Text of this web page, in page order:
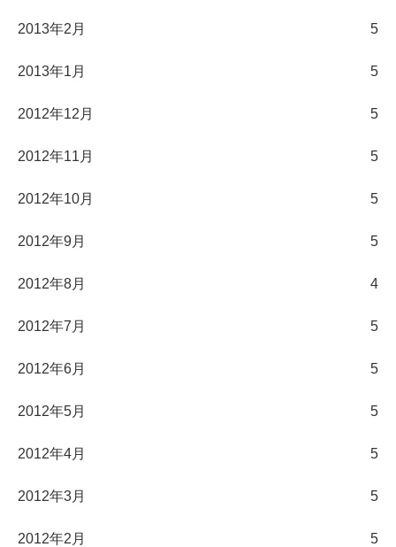
2013年2月 5
2013年1月 5
2012年12月 5
2012年11月 5
2012年10月 5
2012年9月 5
2012年8月 4
2012年7月 5
2012年6月 5
2012年5月 5
2012年4月 5
2012年3月 5
2012年2月 5